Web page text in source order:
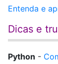
Entenda e
Dicas e
Python -